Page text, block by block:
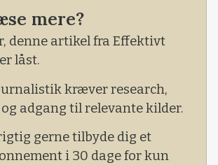
mere?
denne artikel fra Effektivt
låst.
kræver research,
adgang til relevante kilder.
gerne tilbyde dig et
i 30 dage for kun